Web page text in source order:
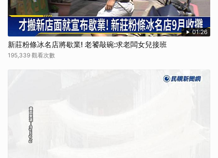
01:26
新莊粉條冰名店將歇業! 老饕敲碗:求老闆女兒接班
195,339 觀看次數